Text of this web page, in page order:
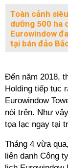
Toàn cảnh
dưỡng 500 ha
Eurowindow
tại bán đảo
Đến năm 2018,
Holding tiếp tục
Eurowindow
nói trên. Như
tọa lạc ngay tại
Tháng 4 vừa
liên danh Công